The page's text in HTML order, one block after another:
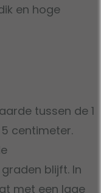
en hoge
tussen de 1
centimeter.
blijft. In
met een lage